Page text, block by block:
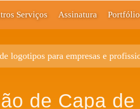
Serviços Assinatura Portfólio
logotipos para empresas e
de Capa de